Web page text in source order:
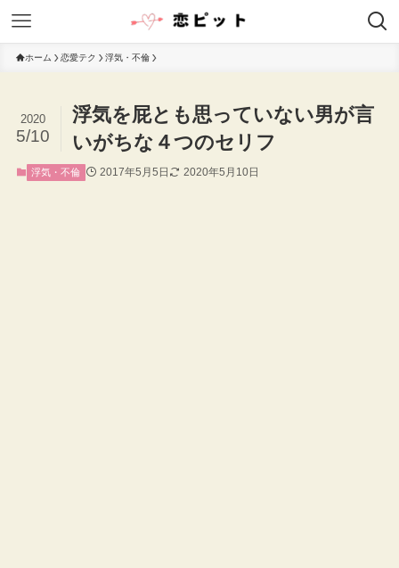
ホーム 恋愛テク 浮気・不倫
浮気を屁とも思っていない男が言
いがちな４つのセリフ
2020
5/10
浮気・不倫 2017年5月5日 2020年5月10日